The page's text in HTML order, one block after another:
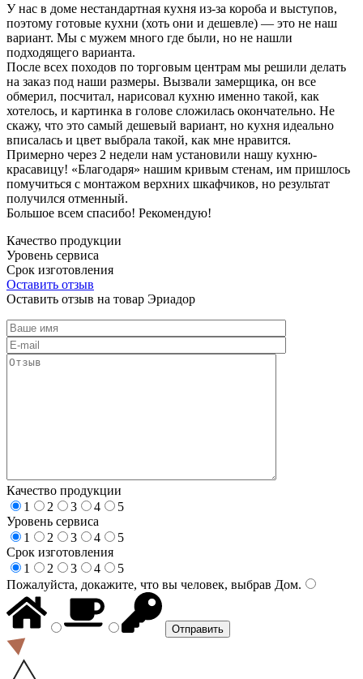
У нас в доме нестандартная кухня из-за короба и выступов,
поэтому готовые кухни (хоть они и дешевле) — это не наш
вариант. Мы с мужем много где были, но не нашли
подходящего варианта.
После всех походов по торговым центрам мы решили делать
на заказ под наши размеры. Вызвали замерщика, он все
обмерил, посчитал, нарисовал кухню именно такой, как
хотелось, и картинка в голове сложилась окончательно. Не
скажу, что это самый дешевый вариант, но кухня идеально
вписалась и цвет выбрала такой, как мне нравится.
Примерно через 2 недели нам установили нашу кухню-
красавицу! «Благодаря» нашим кривым стенам, им пришлось
помучиться с монтажом верхних шкафчиков, но результат
получился отменный.
Большое всем спасибо! Рекомендую!
Качество продукции
Уровень сервиса
Срок изготовления
Оставить отзыв
Оставить отзыв на товар Эриадор
Качество продукции
1
2 3 4
5
Уровень сервиса
1
2 3 4
5
Срок изготовления
1
2 3 4
5
Пожалуйста, докажите, что вы человек, выбрав Дом.